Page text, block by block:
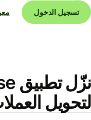
تسجيل الدخول